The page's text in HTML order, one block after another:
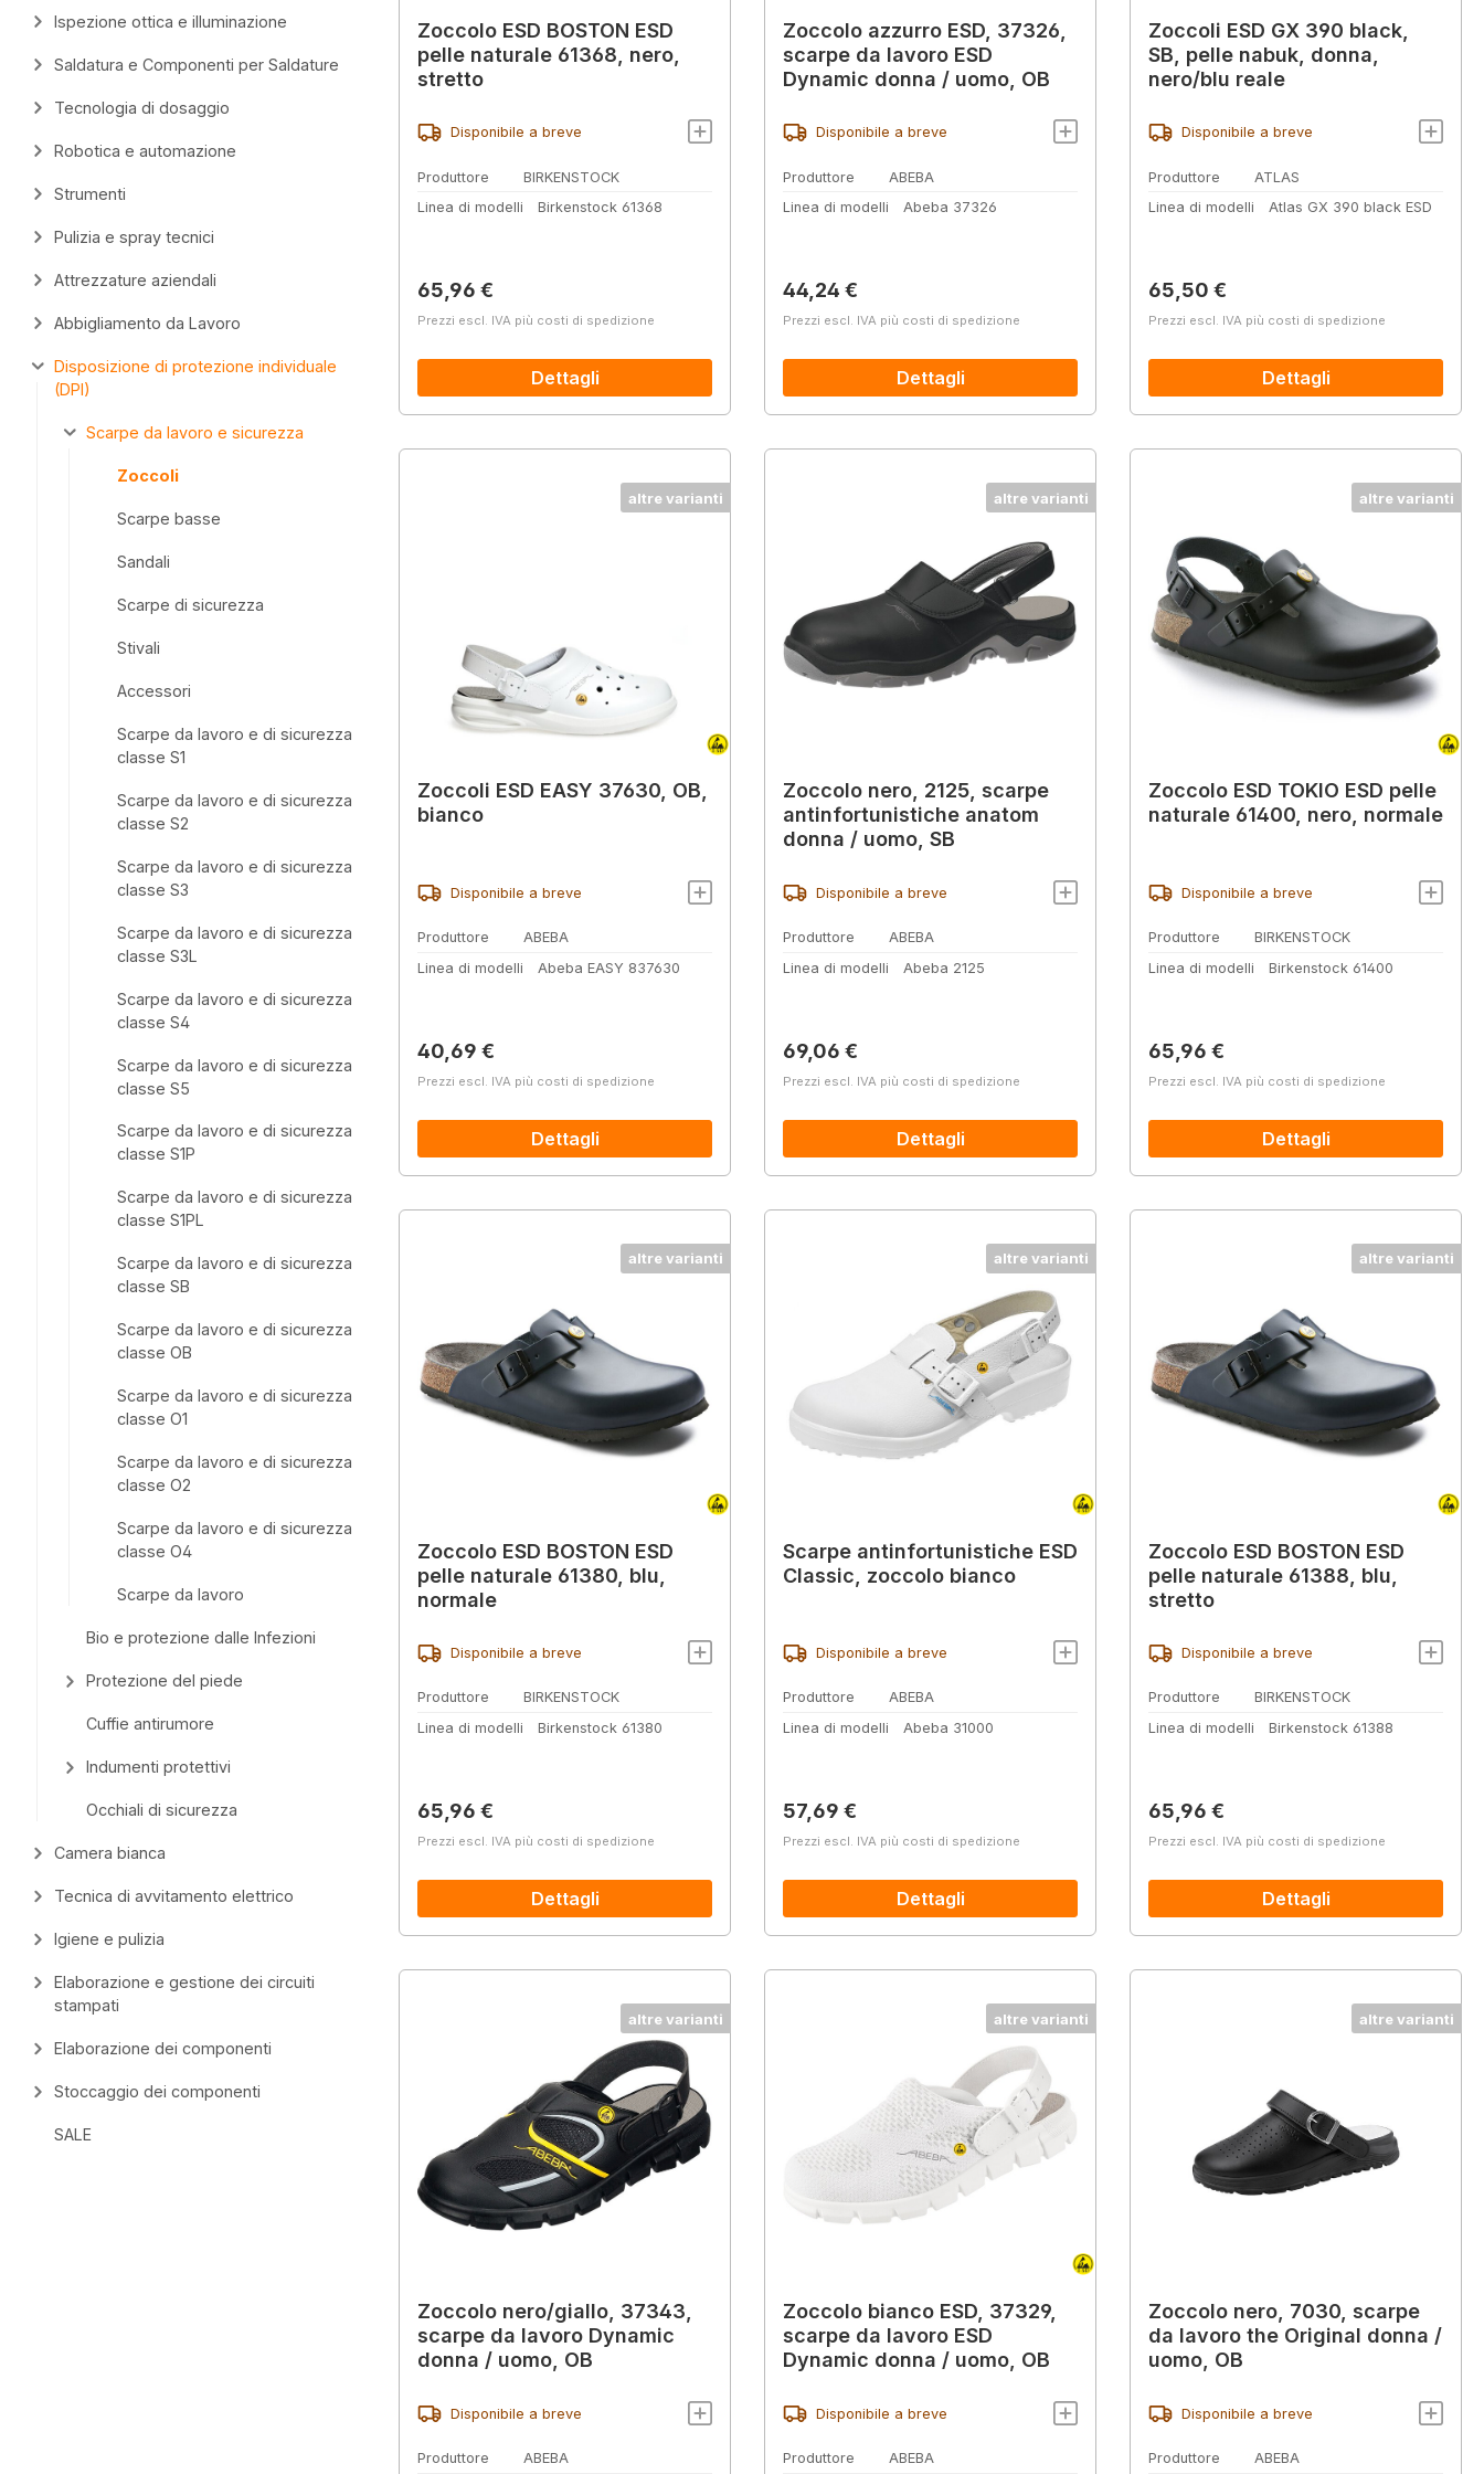
Ispezione ottica e illuminazione
Saldatura e Componenti per Saldature
Tecnologia di dosaggio
Robotica e automazione
Strumenti
Pulizia e spray tecnici
Attrezzature aziendali
Abbigliamento da Lavoro
Disposizione di protezione individuale
(DPI)
Scarpe da lavoro e sicurezza
Zoccoli
Scarpe basse
Sandali
Scarpe di sicurezza
Stivali
Accessori
Scarpe da lavoro e di sicurezza
classe S1
Scarpe da lavoro e di sicurezza
classe S2
Scarpe da lavoro e di sicurezza
classe S3
Scarpe da lavoro e di sicurezza
classe S3L
Scarpe da lavoro e di sicurezza
classe S4
Scarpe da lavoro e di sicurezza
classe S5
Scarpe da lavoro e di sicurezza
classe S1P
Scarpe da lavoro e di sicurezza
classe S1PL
Scarpe da lavoro e di sicurezza
classe SB
Scarpe da lavoro e di sicurezza
classe OB
Scarpe da lavoro e di sicurezza
classe O1
Scarpe da lavoro e di sicurezza
classe O2
Scarpe da lavoro e di sicurezza
classe O4
Scarpe da lavoro
Bio e protezione dalle Infezioni
Protezione del piede
Cuffie antirumore
Indumenti protettivi
Occhiali di sicurezza
Camera bianca
Tecnica di avvitamento elettrico
Igiene e pulizia
Elaborazione e gestione dei circuiti
stampati
Elaborazione dei componenti
Stoccaggio dei componenti
SALE
Zoccolo ESD BOSTON ESD
pelle naturale 61368, nero,
stretto
Disponibile a breve
Produttore
BIRKENSTOCK
Linea di modelli
Birkenstock 61368
Prezzo normale:
65,96 €
Prezzi escl. IVA più costi di spedizione
Dettagli
Zoccolo azzurro ESD, 37326,
scarpe da lavoro ESD
Dynamic donna / uomo, OB
Disponibile a breve
Produttore
ABEBA
Linea di modelli
Abeba 37326
Prezzo normale:
44,24 €
Prezzi escl. IVA più costi di spedizione
Dettagli
Zoccoli ESD GX 390 black,
SB, pelle nabuk, donna,
nero/blu reale
Disponibile a breve
Produttore
ATLAS
Linea di modelli
Atlas GX 390 black ESD
Prezzo normale:
65,50 €
Prezzi escl. IVA più costi di spedizione
Dettagli
altre varianti
Zoccoli ESD EASY 37630, OB,
bianco
Disponibile a breve
Produttore
ABEBA
Linea di modelli
Abeba EASY 837630
Prezzo normale:
40,69 €
Prezzi escl. IVA più costi di spedizione
Dettagli
altre varianti
Zoccolo nero, 2125, scarpe
antinfortunistiche anatom
donna / uomo, SB
Disponibile a breve
Produttore
ABEBA
Linea di modelli
Abeba 2125
Prezzo normale:
69,06 €
Prezzi escl. IVA più costi di spedizione
Dettagli
altre varianti
Zoccolo ESD TOKIO ESD pelle
naturale 61400, nero, normale
Disponibile a breve
Produttore
BIRKENSTOCK
Linea di modelli
Birkenstock 61400
Prezzo normale:
65,96 €
Prezzi escl. IVA più costi di spedizione
Dettagli
altre varianti
Zoccolo ESD BOSTON ESD
pelle naturale 61380, blu,
normale
Disponibile a breve
Produttore
BIRKENSTOCK
Linea di modelli
Birkenstock 61380
Prezzo normale:
65,96 €
Prezzi escl. IVA più costi di spedizione
Dettagli
altre varianti
Scarpe antinfortunistiche ESD
Classic, zoccolo bianco
Disponibile a breve
Produttore
ABEBA
Linea di modelli
Abeba 31000
Prezzo normale:
57,69 €
Prezzi escl. IVA più costi di spedizione
Dettagli
altre varianti
Zoccolo ESD BOSTON ESD
pelle naturale 61388, blu,
stretto
Disponibile a breve
Produttore
BIRKENSTOCK
Linea di modelli
Birkenstock 61388
Prezzo normale:
65,96 €
Prezzi escl. IVA più costi di spedizione
Dettagli
altre varianti
Zoccolo nero/giallo, 37343,
scarpe da lavoro Dynamic
donna / uomo, OB
Disponibile a breve
Produttore ABEBA
altre varianti
Zoccolo bianco ESD, 37329,
scarpe da lavoro ESD
Dynamic donna / uomo, OB
Disponibile a breve
Produttore ABEBA
altre varianti
Zoccolo nero, 7030, scarpe
da lavoro the Original donna /
uomo, OB
Disponibile a breve
Produttore ABEBA